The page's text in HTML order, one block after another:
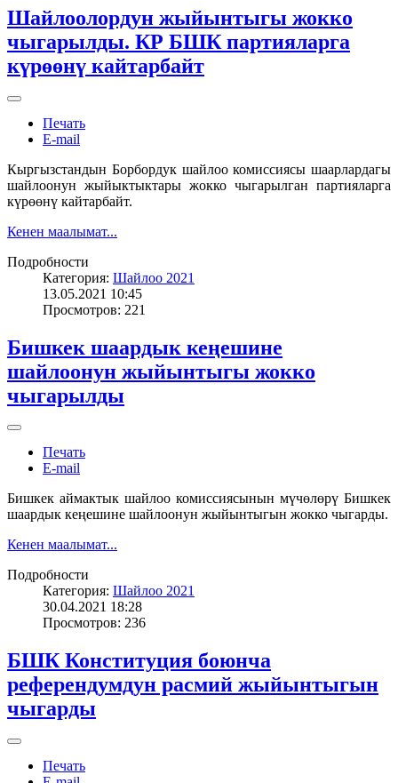
Шайлоолордун жыйынтыгы жокко
чыгарылды. КР БШК партияларга
күрөөнү кайтарбайт
Печать
E-mail
Кыргызстандын Борбордук шайлоо комиссиясы шаарлардагы
шайлоонун жыйыктыктары жокко чыгарылган партияларга
күрөөнү кайтарбайт.
Кенен маалымат...
Подробности
Категория: Шайлоо 2021
13.05.2021 10:45
Просмотров: 221
Бишкек шаардык кеңешине
шайлоонун жыйынтыгы жокко
чыгарылды
Печать
E-mail
Бишкек аймактык шайлоо комиссиясынын мүчөлөрү Бишкек
шаардык кеңешине шайлоонун жыйынтыгын жокко чыгарды.
Кенен маалымат...
Подробности
Категория: Шайлоо 2021
30.04.2021 18:28
Просмотров: 236
БШК Конституция боюнча
референдумдун расмий жыйынтыгын
чыгарды
Печать